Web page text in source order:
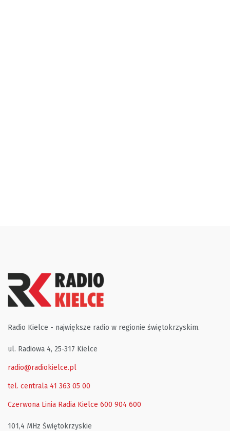
Radio Kielce - największe radio w regionie świętokrzyskim.
ul. Radiowa 4, 25-317 Kielce
radio@radiokielce.pl
tel. centrala 41 363 05 00
Czerwona Linia Radia Kielce 600 904 600
101,4 MHz Świętokrzyskie